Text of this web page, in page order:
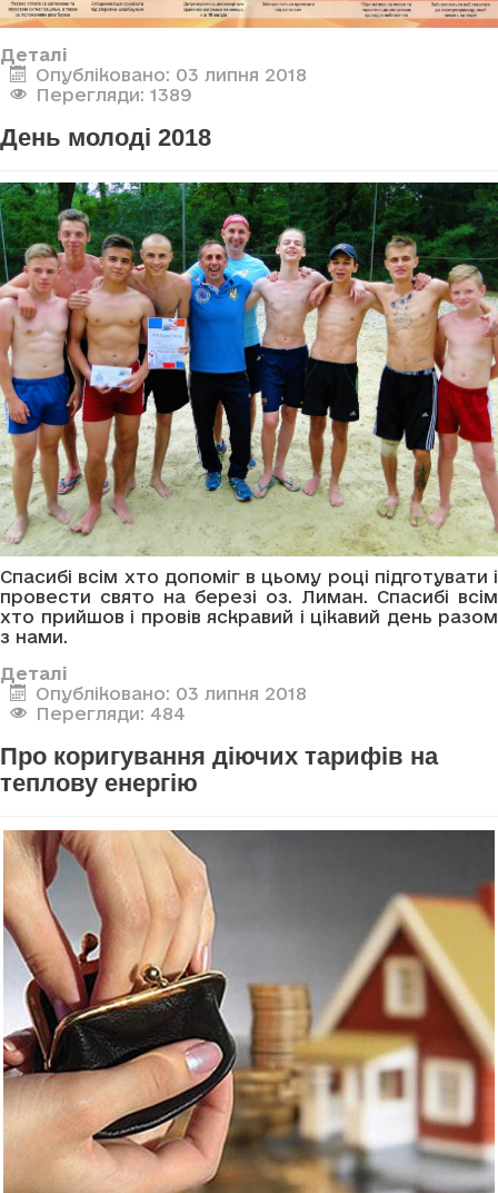
Деталі
Опубліковано: 03 липня 2018
Перегляди: 1389
День молоді 2018
Спасибі всім хто допоміг в цьому році підготувати і
провести свято на березі оз. Лиман. Спасибі всім
хто прийшов і провів яскравий і цікавий день разом
з нами.
Деталі
Опубліковано: 03 липня 2018
Перегляди: 484
Про коригування діючих тарифів на
теплову енергію